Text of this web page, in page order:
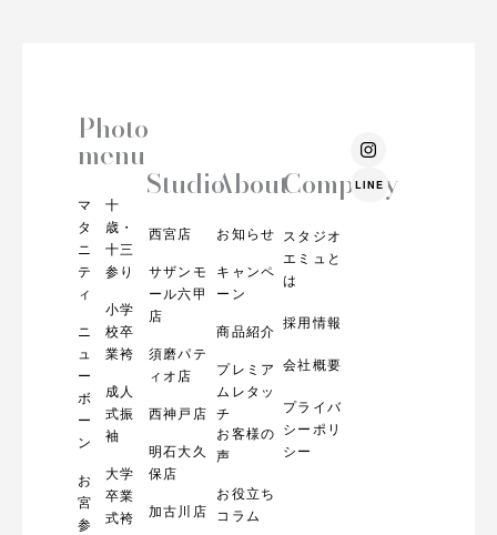
Photo
menu
マ
タ
ニ
テ
ィ
ニ
ュ
ー
ボ
ー
ン
お
宮
参
十
歳・
十三
参り
小学
校卒
業袴
成人
式振
袖
大学
卒業
式袴
Studio
西宮店
サザンモ
ール六甲
店
須磨パテ
ィオ店
西神戸店
明石大久
保店
加古川店
About
お知らせ
キャンペ
ーン
商品紹介
プレミア
ムレタッ
チ
お客様の
声
お役立ち
コラム
Company
スタジオ
エミュと
は
採用情報
会社概要
プライバ
シーポリ
シー
I
n
s
t
LINE